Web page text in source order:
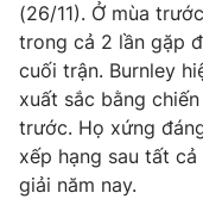
Phim VTV
Hậu trường
Nhân vật
Khán giả
Giải trí
Điện ảnh
Âm nhạc
Sao
Đời sống
Du lịch
Giáo dục
(26/11). Ở mùa
trong cả 2 lần gặp
cuối trận. Burnley
xuất sắc bằng
trước. Họ xứng
xếp hạng sau tất
giải năm nay.